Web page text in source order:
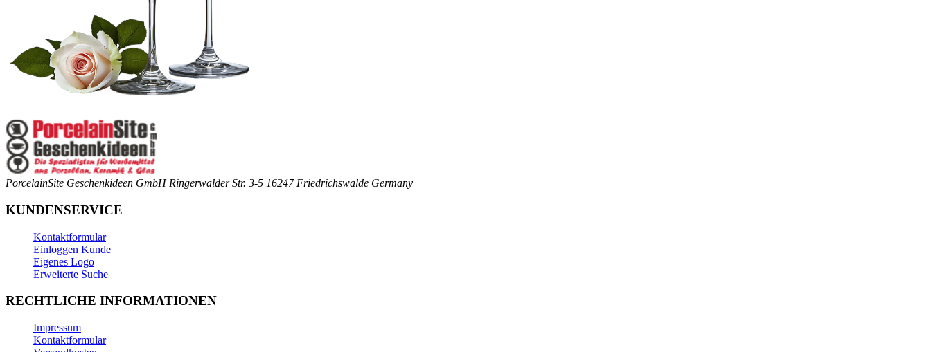
PorcelainSite Geschenkideen GmbH Ringerwalder Str. 3-5 16247 Friedrichswalde Germany
KUNDENSERVICE
Kontaktformular
Einloggen Kunde
Eigenes Logo
Erweiterte Suche
RECHTLICHE INFORMATIONEN
Impressum
Kontaktformular